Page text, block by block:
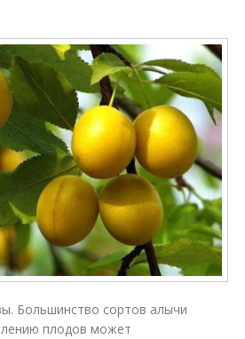
Большинство сортов алычи
плодов может